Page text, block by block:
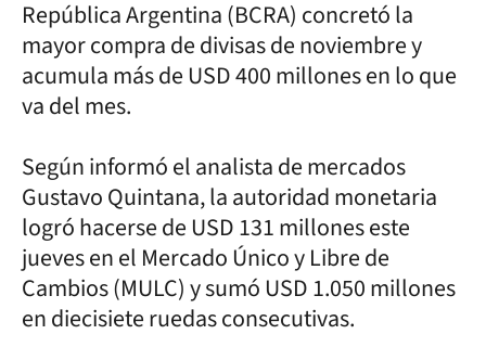
República Argentina (BCRA) concretó la
mayor compra de divisas de noviembre y
acumula más de USD 400 millones en lo que
va del mes.
Según informó el analista de mercados
Gustavo Quintana, la autoridad monetaria
logró hacerse de USD 131 millones este
jueves en el Mercado Único y Libre de
Cambios (MULC) y sumó USD 1.050 millones
en diecisiete ruedas consecutivas.